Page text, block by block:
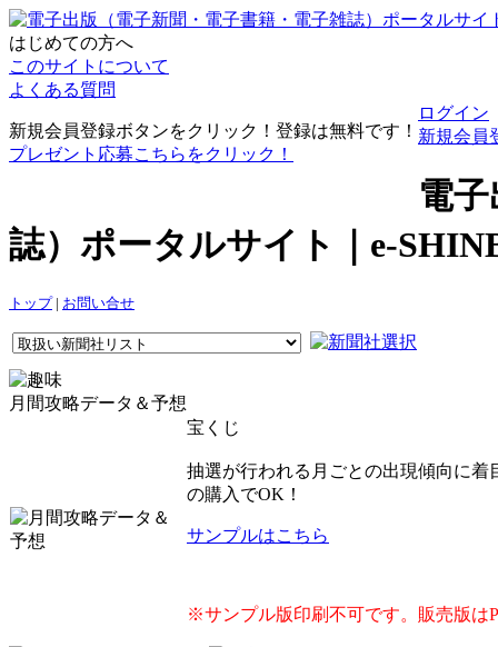
はじめての方へ
このサイトについて
よくある質問
新規会員登録ボタンをクリック！登録は無料です！
プレゼント応募こちらをクリック！
ログイン
新規会員
電
誌）ポータルサイト｜e-
トップ| お問い合せ
月間攻略データ＆予想
宝くじ
抽選が行われる月ごとの出現傾向に
の購入でOK！
サンプルはこちら
※サンプル版印刷不可です。販売版は